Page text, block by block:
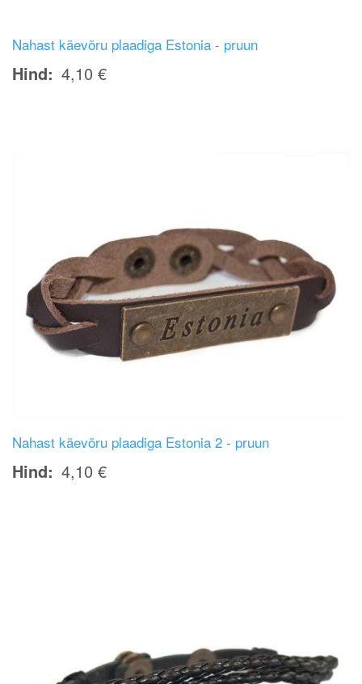
Nahast käevõru plaadiga Estonia - pruun
Hind 4,10 €
Nahast käevõru plaadiga Estonia 2 - pruun
Hind 4,10 €